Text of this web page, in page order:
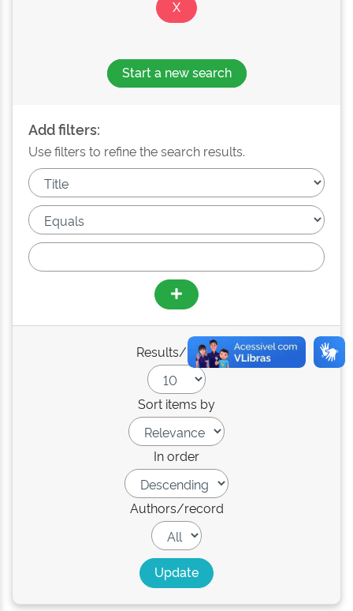
Start a new search
Add filters:
Use filters to refine the search results.
Results/Page
Sort items by
In order
Authors/record